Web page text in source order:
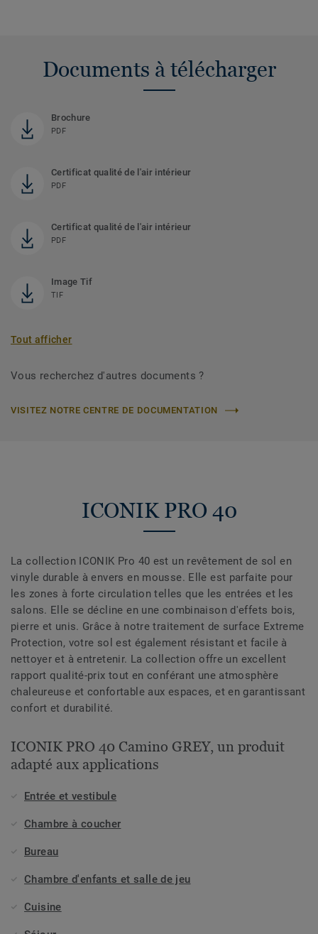
Documents à télécharger
Brochure
PDF
Certificat qualité de l'air intérieur
PDF
Certificat qualité de l'air intérieur
PDF
Image Tif
TIF
Tout afficher
Vous recherchez d'autres documents ?
VISITEZ NOTRE CENTRE DE DOCUMENTATION
ICONIK PRO 40
La collection ICONIK Pro 40 est un revêtement de sol en
vinyle durable à envers en mousse. Elle est parfaite pour
les zones à forte circulation telles que les entrées et les
salons. Elle se décline en une combinaison d'effets bois,
pierre et unis. Grâce à notre traitement de surface Extreme
Protection, votre sol est également résistant et facile à
nettoyer et à entretenir. La collection offre un excellent
rapport qualité-prix tout en conférant une atmosphère
chaleureuse et confortable aux espaces, et en garantissant
confort et durabilité.
ICONIK PRO 40 Camino GREY, un produit
adapté aux applications
Entrée et vestibule
Chambre à coucher
Bureau
Chambre d'enfants et salle de jeu
Cuisine